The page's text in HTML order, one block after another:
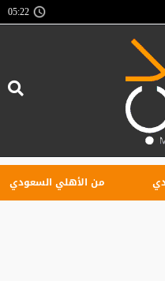
05:22
من الأهلي السعودي